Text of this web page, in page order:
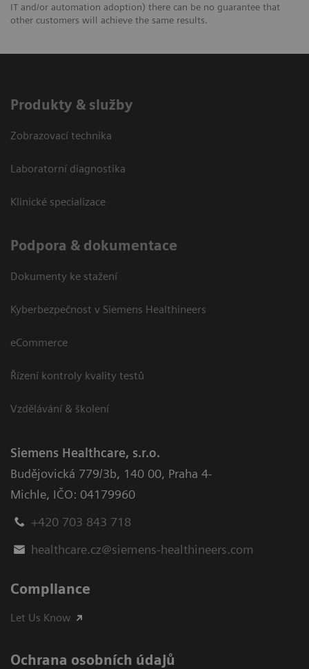
IT and/or automation adoption) there can be no guarantee that
other customers will achieve the same results.
Produkty & služby
Zobrazovací technika
Laboratorní diagnostika
Klinické specializace
Podpora & dokumentace
Dokumenty ke stažení
Kyberbezpečnost v Siemens Healthineers
eCommerce
Řízení kontroly kvality testů
Vzdělávání & školení
Siemens Healthcare, s.r.o.
Budějovická 779/3b, 140 00, Praha 4-
Michle, IČO: 04179960
+420 703 843 718
healthcare.cz@siemens-healthineers.com
Compliance
Let Us Know
Ochrana osobních údajů